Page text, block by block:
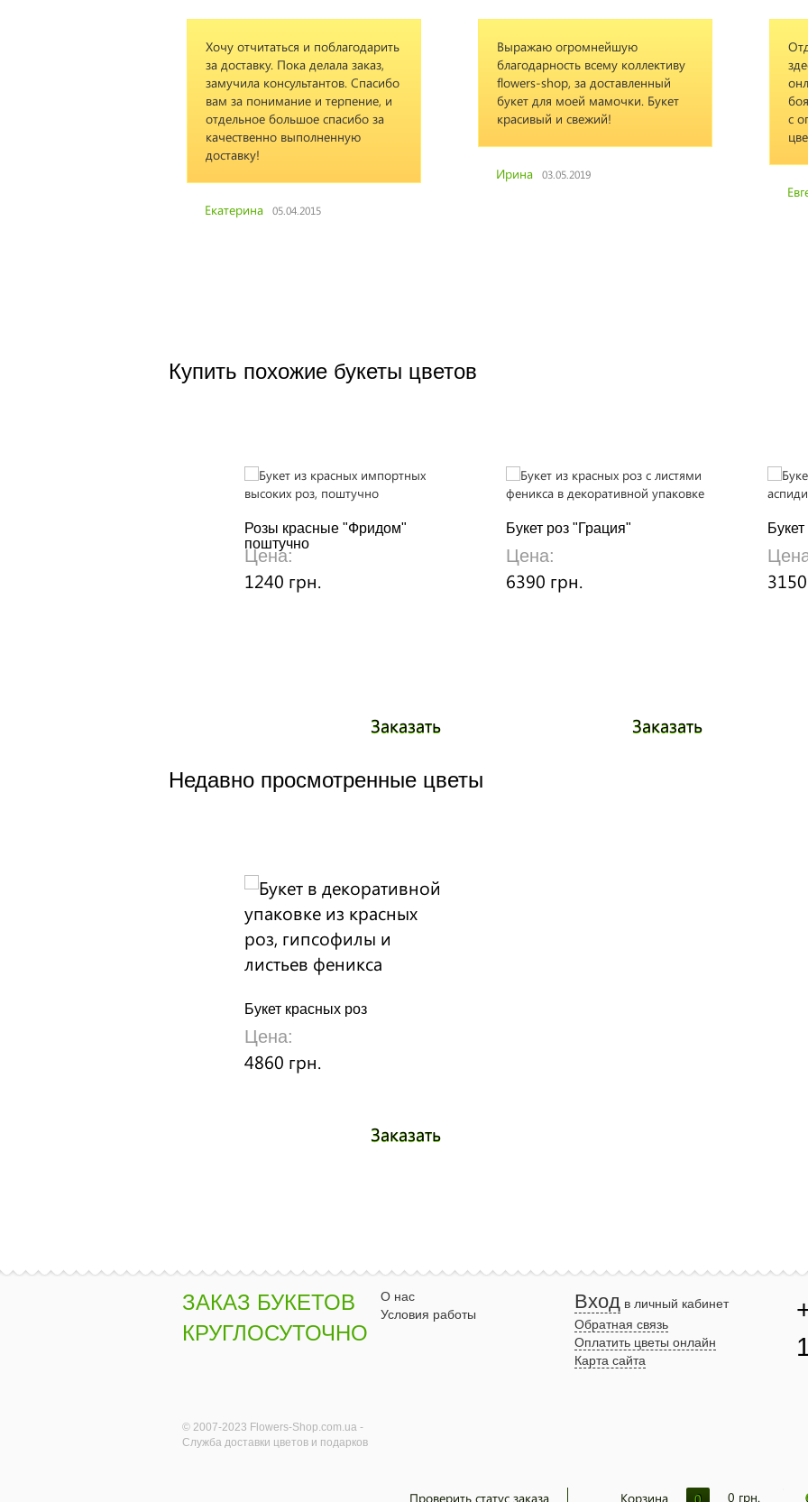
Хочу отчитаться и поблагодарить
за доставку. Пока делала заказ,
замучила консультантов. Спасибо
вам за понимание и терпение, и
отдельное большое спасибо за
Выражаю огромнейшую
благодарность всему коллективу
flowers-shop, за доставленный
букет для моей мамочки. Букет
красивый и свежий!
Отдельный плюс компании, что
здесь можно расплатиться
онлайн, находясь в другой
боялся, что возникнут
с оплатой. И благодарность за
Купить похожие букеты цветов
Розы красные "Фридом"
поштучно
Цена:
1240 грн.
Заказать
Букет роз "Грация"
Цена:
6390 грн.
Заказать
Недавно просмотренные цветы
Букет красных роз
Цена:
4860 грн.
Заказать
ЗАКАЗ БУКЕТОВ
КРУГЛОСУТОЧНО
© 2007-2023 Flowers-Shop.com.ua -
Служба доставки цветов и подарков
О нас
Условия работы
Вход в личный кабинет
Обратная связь
Оплатить цветы онлайн
Карта сайта
Корзина 0 грн.
Проверить статус заказа